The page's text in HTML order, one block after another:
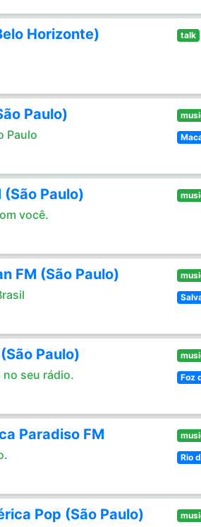
Horizonte) talk
Paulo)
Paulo
(São Paulo)
você.
FM (São Paulo)
Paulo)
no seu rádio.
Foz
Paradiso FM
Rio
Pop (São Paulo)